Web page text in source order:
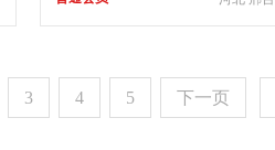
3 4 5 下一页